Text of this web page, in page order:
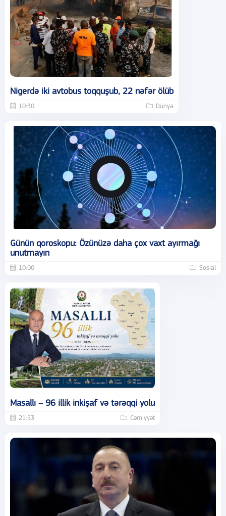
Nigerdə iki avtobus toqquşub, 22 nəfər ölüb
10:30 Dünya
Günün qoroskopu: Özünüzə daha çox vaxt ayırmağı
unutmayın
10:00 Sosial
Masallı – 96 illik inkişaf və tərəqqi yolu
21:53 Cəmiyyət